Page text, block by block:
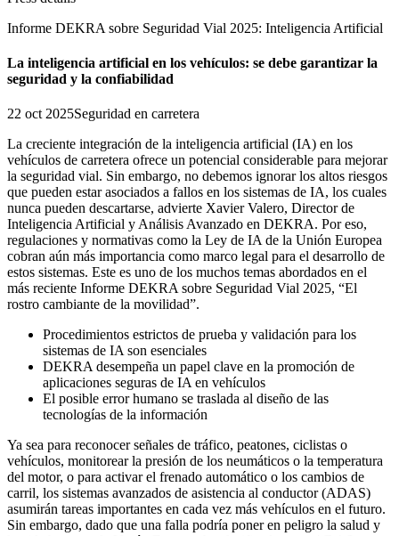
Informe DEKRA sobre Seguridad Vial 2025: Inteligencia Artificial
La inteligencia artificial en los vehículos: se debe garantizar la
seguridad y la confiabilidad
22 oct 2025Seguridad en carretera
La creciente integración de la inteligencia artificial (IA) en los
vehículos de carretera ofrece un potencial considerable para mejorar
la seguridad vial. Sin embargo, no debemos ignorar los altos riesgos
que pueden estar asociados a fallos en los sistemas de IA, los cuales
nunca pueden descartarse, advierte Xavier Valero, Director de
Inteligencia Artificial y Análisis Avanzado en DEKRA. Por eso,
regulaciones y normativas como la Ley de IA de la Unión Europea
cobran aún más importancia como marco legal para el desarrollo de
estos sistemas. Este es uno de los muchos temas abordados en el
más reciente Informe DEKRA sobre Seguridad Vial 2025, “El
rostro cambiante de la movilidad”.
Procedimientos estrictos de prueba y validación para los
sistemas de IA son esenciales
DEKRA desempeña un papel clave en la promoción de
aplicaciones seguras de IA en vehículos
El posible error humano se traslada al diseño de las
tecnologías de la información
Ya sea para reconocer señales de tráfico, peatones, ciclistas o
vehículos, monitorear la presión de los neumáticos o la temperatura
del motor, o para activar el frenado automático o los cambios de
carril, los sistemas avanzados de asistencia al conductor (ADAS)
asumirán tareas importantes en cada vez más vehículos en el futuro.
Sin embargo, dado que una falla podría poner en peligro la salud y